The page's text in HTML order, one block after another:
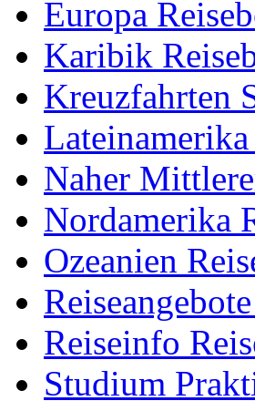
Europa
Karibik
Kreuzfahrten
Naher
Nordamerika
Ozeanien
Reiseinfo
Studium